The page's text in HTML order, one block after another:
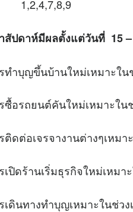
1,2,4,7,8,9
สัปดาห์มีผลตั้งแต่วันที่ 15
รทำบุญขึ้นบ้านใหม่เหม
รซื้อรถยนต์คันใหม่เหม
รติดต่อเจรจางานต่าง
เปิดร้านเริ่มธุรกิจใหม่เ
รเดินทางทำบุญเหมา